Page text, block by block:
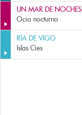
UN MAR DE NOCHES
Ocio nocturno
RÍA DE VIGO
Islas Cíes